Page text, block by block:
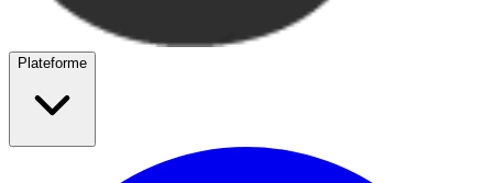
Plateforme